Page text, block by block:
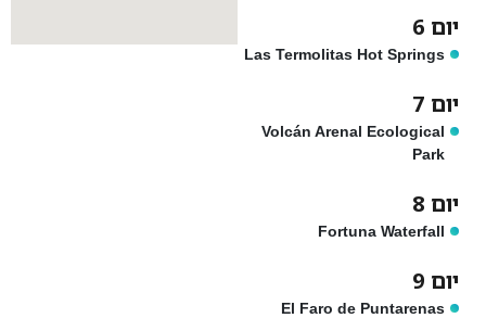
יום 6
Las Termolitas Hot Springs
יום 7
Volcán Arenal Ecological
Park
יום 8
Fortuna Waterfall
יום 9
El Faro de Puntarenas